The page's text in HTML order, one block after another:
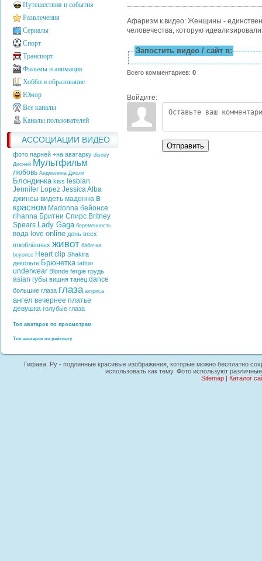
Путешествия и события
Развлечения
Сериалы
Спорт
Транспорт
Фильмы и анимация
Хобби и образование
Юмор
Все каналы
Каналы пользователей
АССОЦИАЦИИ ВИДЕО
фото парней +на аватарку disney
Дисней Мультфильм
любовь Анджелина Джоли
Блондинка kiss lesbian
Jennifer Lopez Jessica Alba
джинсы видеть мадонна в
красном Madonna бейонсе
rihanna Бритни Спирс Britney
Spears Lady Gaga беременность
вода love online день всех
влюблённых живот бабочка
beyonce Heart clip Shakira
декольте Брюнетка tattoo
underwear Blonde fergie грудь
asian губы вишня танец dance
большие глаза глаза актриса
ангел вечернее платье
девушка голубые глаза
Топ аватарок по просмотрам
Топ аватарок по рейтингу
Афаризм к видео: Женщины -
человечества, которую
Запостить видео / сайт в:
Всего комментариев: 0
Войдите:
Отправить
Гифава. Ру - подлинные красивые изображения, которые можно бесплатно
использовать как тему. Фото используют
Sitemap| Каталог